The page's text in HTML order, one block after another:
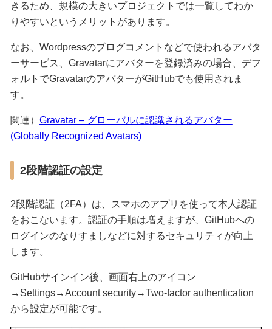
きるため、規模の大きいプロジェクトでは一覧してわか
りやすいというメリットがあります。
なお、Wordpressのブログコメントなどで使われるアバタ
ーサービス、Gravatarにアバターを登録済みの場合、デフ
ォルトでGravatarのアバターがGitHubでも使用されま
す。
関連） Gravatar – グローバルに認識されるアバター
(Globally Recognized Avatars)
2段階認証の設定
2段階認証（2FA）は、スマホのアプリを使って本人認証
をおこないます。認証の手順は増えますが、GitHubへの
ログインのなりすましなどに対するセキュリティが向上
します。
GitHubサインイン後、画面右上のアイコン
→Settings→Account security→Two-factor authentication
から設定が可能です。